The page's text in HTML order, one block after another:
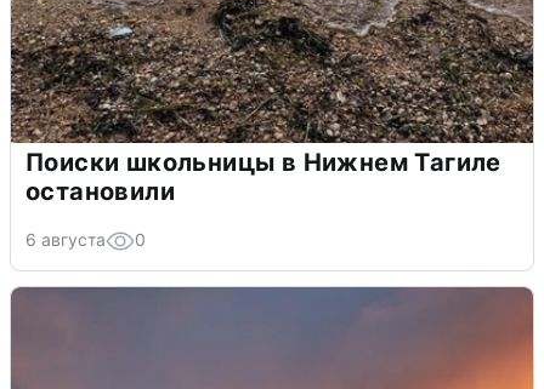
Поиски школьницы в Нижнем Тагиле
остановили
6 августа 0